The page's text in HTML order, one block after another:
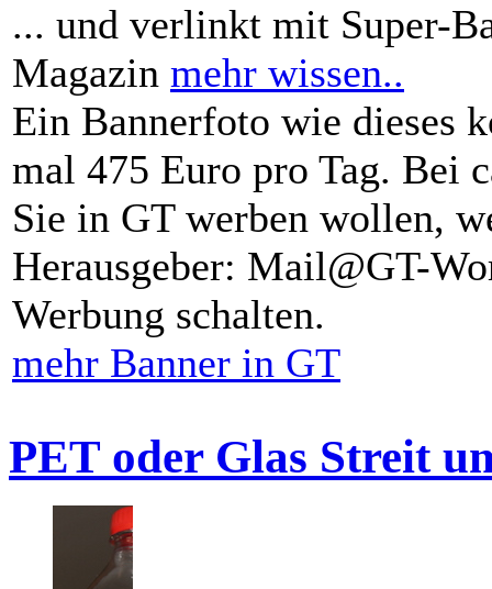
... und verlinkt mit Super-
Magazin mehr wissen..
Ein Bannerfoto wie dieses
mal 475 Euro pro Tag. Bei
Sie in GT werben wollen,
Herausgeber: Mail@GT-
Werbung schalten.
mehr Banner in GT
PET oder Glas Streit